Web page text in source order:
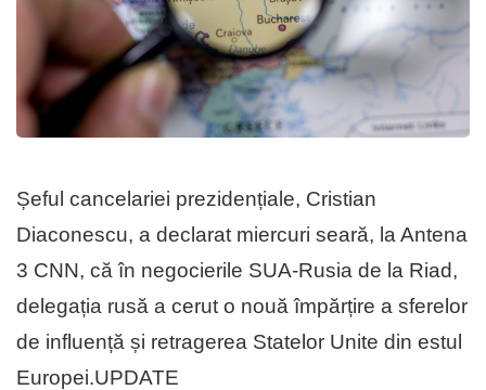
Șeful cancelariei prezidențiale, Cristian
Diaconescu, a declarat miercuri seară, la Antena
3 CNN, că în negocierile SUA-Rusia de la Riad,
delegația rusă a cerut o nouă împărțire a sferelor
de influență și retragerea Statelor Unite din estul
Europei.UPDATE